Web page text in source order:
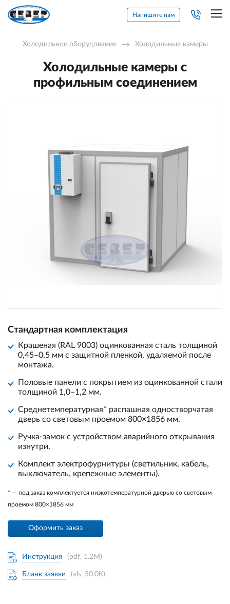
Напишите нам
Холодильное оборудование → Холодильные камеры
Холодильные камеры с
профильным соединением
Стандартная комплектация
Крашеная (RAL 9003) оцинкованная сталь толщиной
0,45–0,5 мм с защитной пленкой, удаляемой после
монтажа.
Половые панели с покрытием из оцинкованной стали
толщиной 1,0–1,2 мм.
Среднетемпературная* распашная одностворчатая
дверь со световым проемом 800×1856 мм.
Ручка-замок с устройством аварийного открывания
изнутри.
Комплект электрофурнитуры (светильник, кабель,
выключатель, крепежные элементы).
* — под заказ комплектуется низкотемпературной дверью со световым
проемом 800×1856 мм
Инструкция (pdf, 1.2M)
Бланк заявки (xls, 50.0K)
Оформить заказ